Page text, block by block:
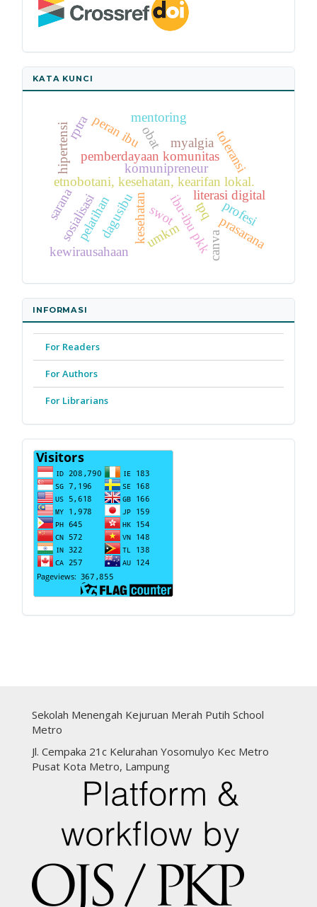
KATA KUNCI
etnobotani, kesehatan, kearifan lokal.
komunipreneur
ibu-ibu pkk
pemberdayaan komunitas
literasi digital
toleransi
tpq
hipertensi
kesehatan
myalgia
dagusibu
obat
sosialisasi umkm
peran ibu
profesi
kewirausahaan
swot
pelatihan
rptra
sarana
prasarana
canva
mentoring
INFORMASI
For Readers
For Authors
For Librarians
PENGUNJUNG
Sekolah Menengah Kejuruan Merah Putih School
Metro
Jl. Cempaka 21c Kelurahan Yosomulyo Kec Metro
Pusat Kota Metro, Lampung